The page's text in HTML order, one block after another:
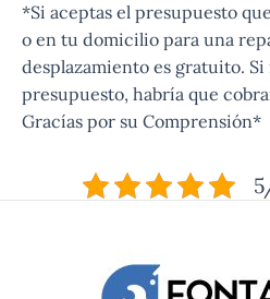
*Si aceptas el presupuesto
o en tu domicilio para una
desplazamiento es gratuito. Si
presupuesto, habría que
Gracías por su Comprensión*